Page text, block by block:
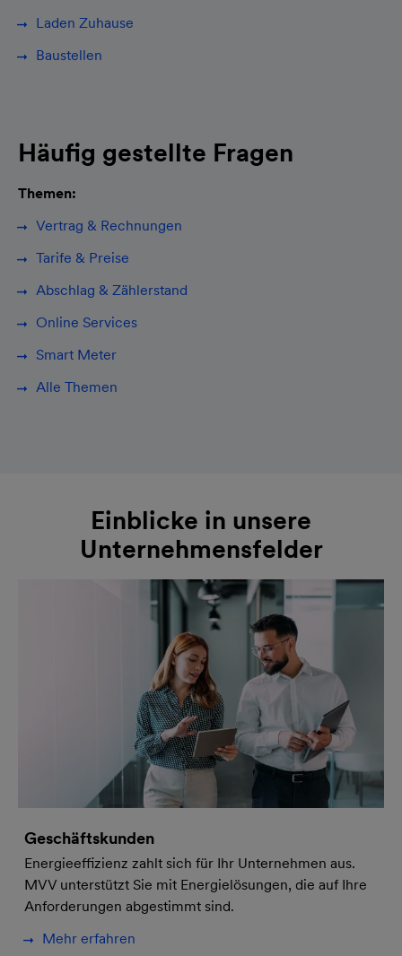
Laden Zuhause
Baustellen
Häufig gestellte Fragen
Themen:
Vertrag & Rechnungen
Tarife & Preise
Abschlag & Zählerstand
Online Services
Smart Meter
Alle Themen
Einblicke in unsere
Unternehmensfelder
Geschäftskunden
Energieeffizienz zahlt sich für Ihr Unternehmen aus.
MVV unterstützt Sie mit Energielösungen, die auf Ihre
Anforderungen abgestimmt sind.
Mehr erfahren